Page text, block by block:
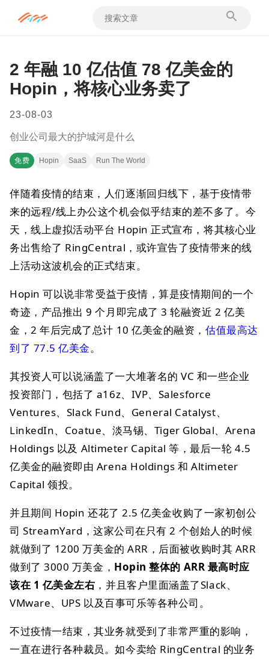
2 年融 10 亿估值 78 亿美金的
Hopin，将核心业务卖了
23-08-03
创业公司最大的护城河是什么
免费 Hopin SaaS Run The World
伴随着疫情的结束，人们逐渐回归线下，基于疫情带
来的远程/线上办公这个机会似乎结束的差不多了。今
天，线上虚拟活动平台 Hopin 正式宣布，将其核心业
务出售给了 RingCentral，或许宣告了疫情带来的线
上活动这波机会的正式结束。
Hopin 可以说非常受益于疫情，算是疫情期间的一个
奇迹，产品推出 9 个月即完成了 3 轮融资近 2 亿美
金，2 年后完成了总计 10 亿美金的融资， 估值最高达
到了 77.5 亿美金。
其投资人可以说涵盖了一大堆著名的 VC 和一些企业
投资部门，包括了 a16z、IVP、Salesforce
Ventures、Slack Fund、General Catalyst、
LinkedIn、Coatue、淡马锡、Tiger Global、Arena
Holdings 以及 Altimeter Capital 等，最后一轮 4.5
亿美金的融资即由 Arena Holdings 和 Altimeter
Capital 领投。
并且期间 Hopin 还花了 2.5 亿美金收购了一家初创公
司 StreamYard，这家公司在只有 2 个创始人的时候
就做到了 1200 万美金的 ARR，后面被收购时其 ARR
做到了 3000 万美金， Hopin 整体的 ARR 最高时应
该在 1 亿美金左右 ，并且客户里面涵盖了Slack、
VMware、UPS 以及百事可乐等各种公司。
不过疫情一结束，其业务就受到了非常严重的影响，
一直在进行各种裁员。如今卖给 RingCentral 的业务